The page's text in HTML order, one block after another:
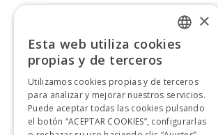
al cliente
Buzón de
×
Esta web utiliza cookies
propias y de terceros
Utilizamos cookies propias y de terceros
para analizar y mejorar nuestros servicios.
Puede aceptar todas las cookies pulsando
el botón “ACEPTAR COOKIES”, configurarlas